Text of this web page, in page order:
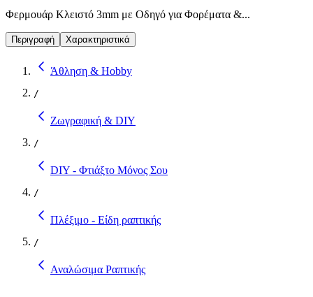
Φερμουάρ Κλειστό 3mm με Οδηγό για Φορέματα &...
Περιγραφή Χαρακτηριστικά
Άθληση & Hobby
/
Ζωγραφική & DIY
/
DIY - Φτιάξτο Μόνος Σου
/
Πλέξιμο - Είδη ραπτικής
/
Αναλώσιμα Ραπτικής